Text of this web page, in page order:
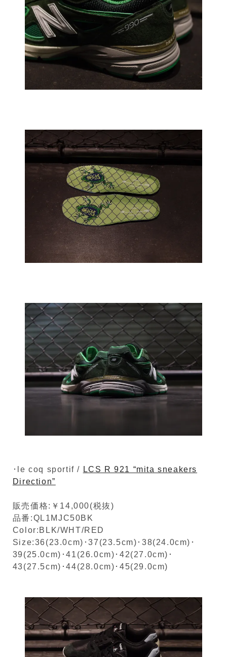
･le coq sportif / LCS R 921 “mita sneakers
Direction”
販売価格:￥14,000(税抜)
品番:QL1MJC50BK
Color:BLK/WHT/RED
Size:36(23.0cm)･37(23.5cm)･38(24.0cm)･
39(25.0cm)･41(26.0cm)･42(27.0cm)･
43(27.5cm)･44(28.0cm)･45(29.0cm)